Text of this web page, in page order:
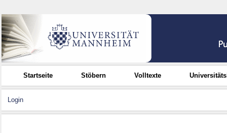
Startseite Stöbern Volltexte
Login